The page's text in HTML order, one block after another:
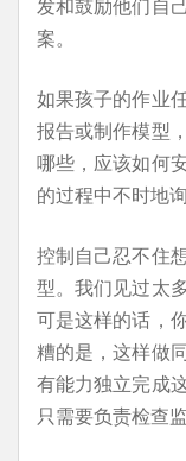
案。
如果孩子的作业
报告或制作模型
哪些，应该如何
的过程中不时地
控制自己忍不住
型。我们见过太
可是这样的话，
糟的是，这样做
有能力独立完成
只需要负责检查